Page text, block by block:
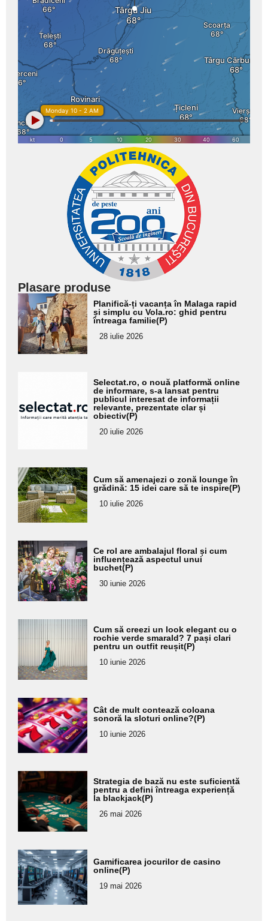
Plasare produse
Adaugă
aici textul
pentru
subtitlu
Planifică-ți vacanța în Malaga rapid
și simplu cu Vola.ro: ghid pentru
întreaga familie(P)
28 iulie 2026
pentru
subtitlu
Selectat.ro, o nouă platformă online
de informare, s-a lansat pentru
publicul interesat de informații
relevante, prezentate clar și
obiectiv(P)
20 iulie 2026
Adaugă
aici textul
pentru
subtitlu
Cum să amenajezi o zonă lounge în
grădină: 15 idei care să te inspire(P)
10 iulie 2026
Adaugă
aici textul
pentru
subtitlu
Ce rol are ambalajul floral și cum
influențează aspectul unui
buchet(P)
30 iunie 2026
Adaugă
aici textul
pentru
subtitlu
Cum să creezi un look elegant cu o
rochie verde smarald? 7 pași clari
pentru un outfit reușit(P)
10 iunie 2026
Adaugă
aici textul
pentru
subtitlu
Cât de mult contează coloana
sonoră la sloturi online?(P)
10 iunie 2026
Adaugă
aici textul
pentru
subtitlu
Strategia de bază nu este suficientă
pentru a defini întreaga experiență
la blackjack(P)
26 mai 2026
Adaugă
aici textul
pentru
subtitlu
Gamificarea jocurilor de casino
online(P)
19 mai 2026